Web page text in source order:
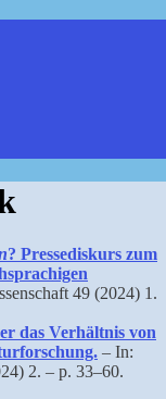
? Pressediskurs zum
49 (2024) 1.
das Verhältnis von
– In:
2. – p. 33–60.